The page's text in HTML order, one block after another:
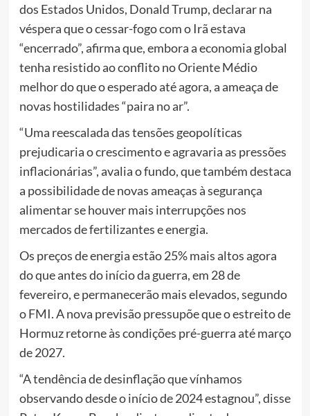
dos Estados Unidos, Donald Trump, declarar na
véspera que o cessar-fogo com o Irã estava
“encerrado”, afirma que, embora a economia global
tenha resistido ao conflito no Oriente Médio
melhor do que o esperado até agora, a ameaça de
novas hostilidades “paira no ar”.
“Uma reescalada das tensões geopolíticas
prejudicaria o crescimento e agravaria as pressões
inflacionárias”, avalia o fundo, que também destaca
a possibilidade de novas ameaças à segurança
alimentar se houver mais interrupções nos
mercados de fertilizantes e energia.
Os preços de energia estão 25% mais altos agora
do que antes do início da guerra, em 28 de
fevereiro, e permanecerão mais elevados, segundo
o FMI. A nova previsão pressupõe que o estreito de
Hormuz retorne às condições pré-guerra até março
de 2027.
“A tendência de desinflação que vínhamos
observando desde o início de 2024 estagnou”, disse